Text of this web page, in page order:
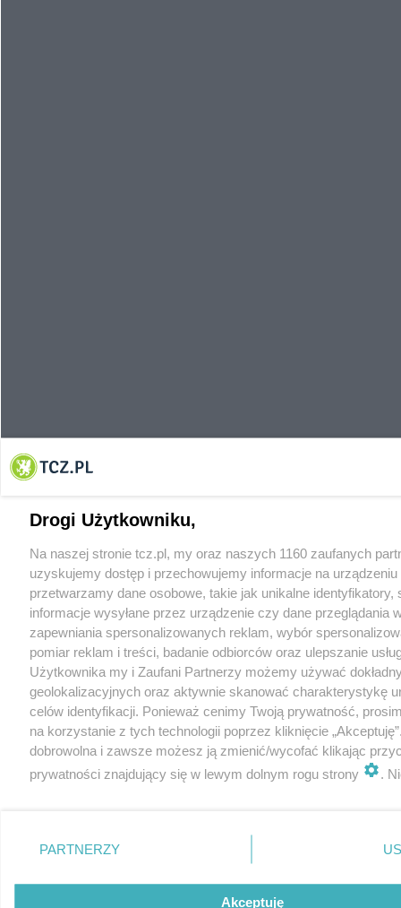
Drogi Użytkowniku,
Na naszej stronie tcz.pl, my oraz naszych 1160 zaufanych
uzyskujemy dostęp i przechowujemy informacje na urządzeniu
przetwarzamy dane osobowe, takie jak unikalne identyfikatory,
informacje wysyłane przez urządzenie czy dane przeglądania
zapewniania spersonalizowanych reklam, wybór
pomiar reklam i treści, badanie odbiorców oraz ulepszanie
Użytkownika my i Zaufani Partnerzy możemy używać
geolokalizacyjnych oraz aktywnie skanować charakterystykę
celów identyfikacji. Ponieważ cenimy Twoją prywatność,
na korzystanie z tych technologii poprzez kliknięcie
dobrowolna i zawsze możesz ją zmienić/wycofać klikając
prywatności znajdujący się w lewym dolnym rogu strony
.
Zapoznaj się z poniższymi informacjami, abyś mógł świadomie
komfortowo korzystać z naszych serwisów internetowych.
PARTNERZY
Akceptuję